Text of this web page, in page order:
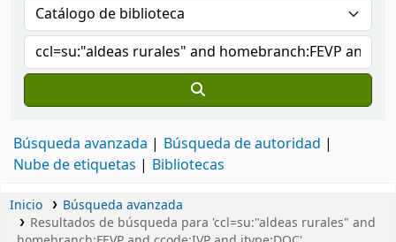
Búsqueda avanzada
Búsqueda de autoridad
Nube de etiquetas
Bibliotecas
Inicio
Búsqueda avanzada
Resultados de búsqueda para 'ccl=su:"aldeas rurales" and